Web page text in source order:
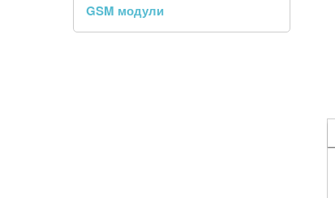
GSM модули